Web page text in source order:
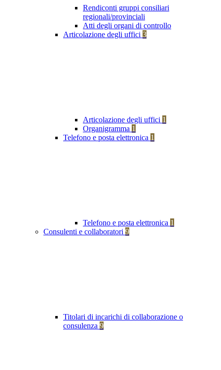
Rendiconti gruppi consiliari
regionali/provinciali
Atti degli organi di controllo
Articolazione degli uffici 3
Articolazione degli uffici 1
Organigramma 1
Telefono e posta elettronica 1
Telefono e posta elettronica 1
Consulenti e collaboratori 9
Titolari di incarichi di collaborazione o
consulenza 9